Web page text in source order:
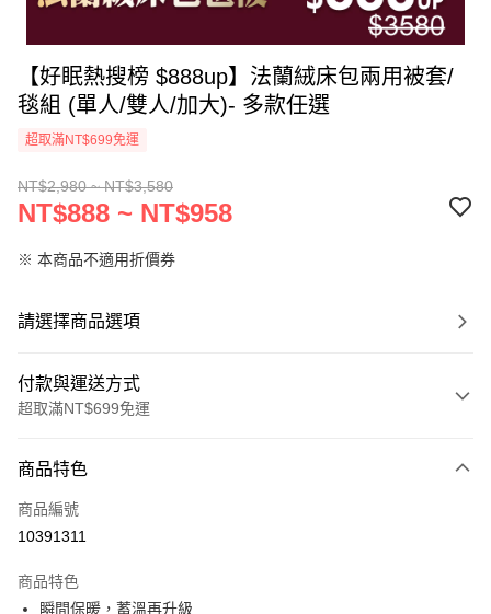
【好眠熱搜榜 $888up】法蘭絨床包兩用被套/
毯組 (單人/雙人/加大)- 多款任選
超取滿NT$699免運
NT$2,980 ~ NT$3,580
NT$888 ~ NT$958
※ 本商品不適用折價券
請選擇商品選項
付款與運送方式
超取滿NT$699免運
信用卡一次付款
信用卡分期付款
合作金庫商業銀行
超商取貨付款
商品特色
商品編號
10391311
商品特色
瞬間保暖，蓄溫再升級